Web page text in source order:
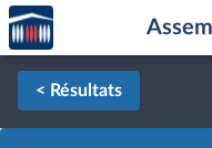
Aller au contenu
Aller en bas de la page
Accèder
à la
page
d'accueil
< Résultats